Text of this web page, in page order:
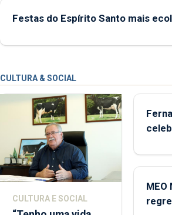
Festas do Espírito Santo mais
CULTURA & SOCIAL
CULTURA E SOCIAL
MEO